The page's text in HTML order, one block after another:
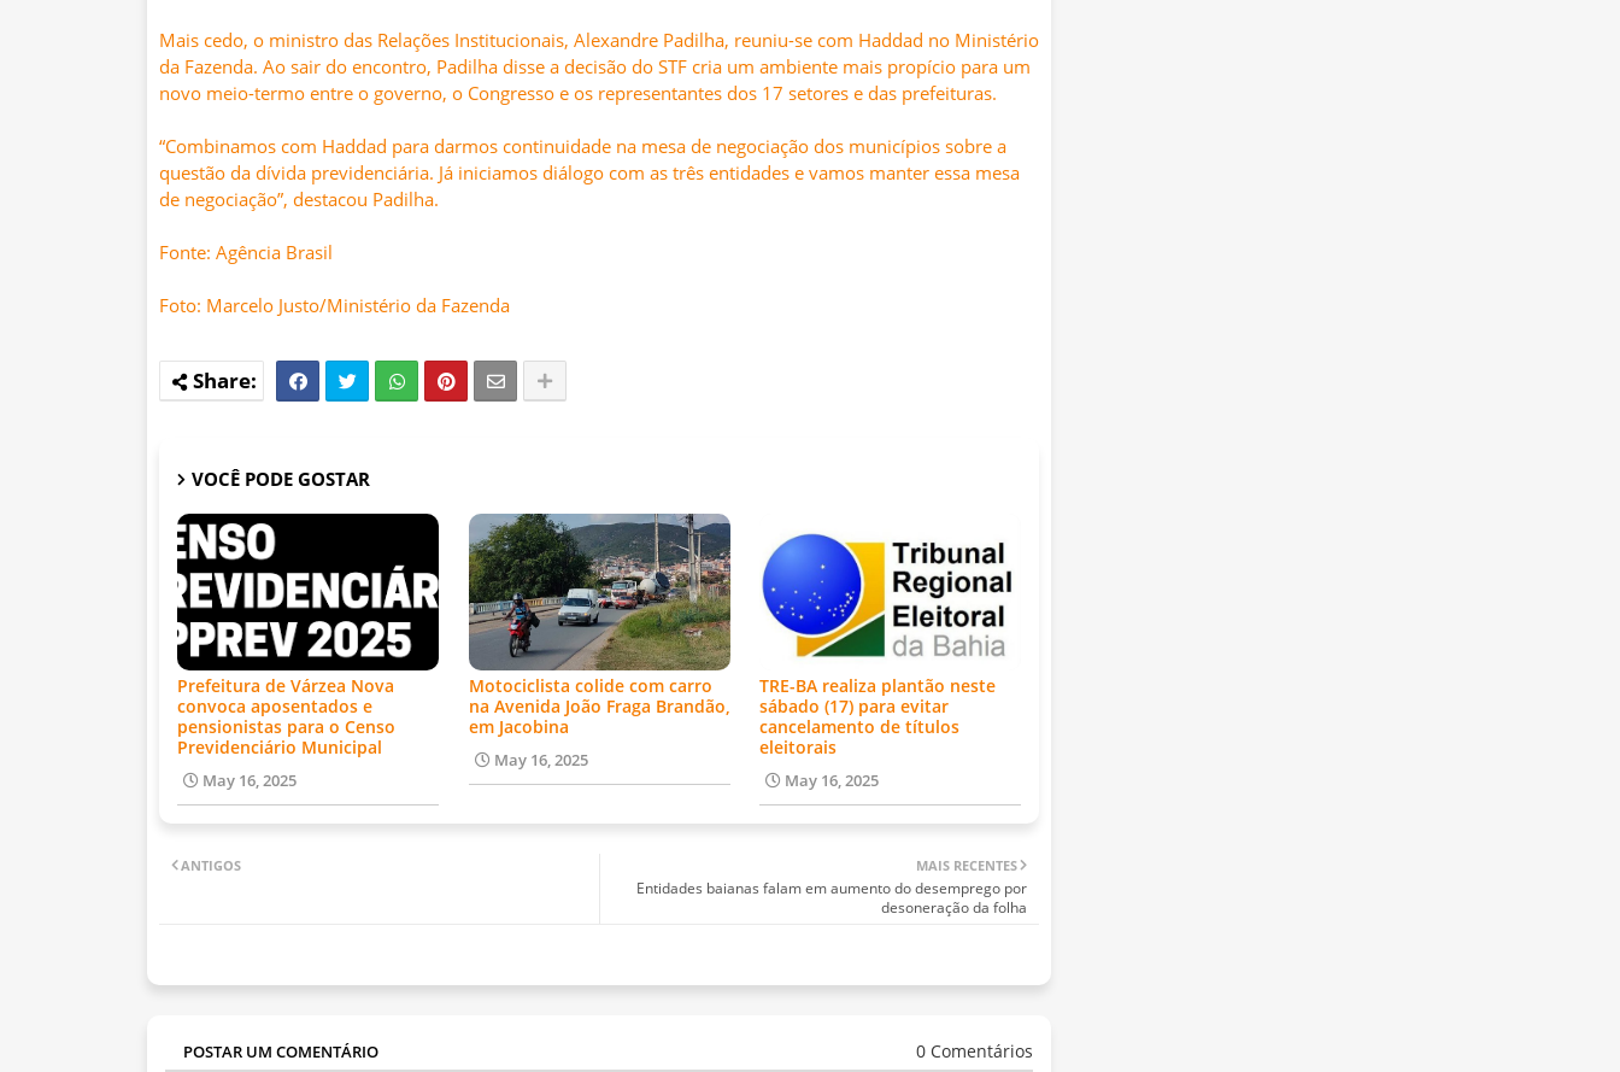
Mais cedo, o ministro das Relações Institucionais, Alexandre Padilha, reuniu-se com Haddad no Ministério
da Fazenda. Ao sair do encontro, Padilha disse a decisão do STF cria um ambiente mais propício para um
novo meio-termo entre o governo, o Congresso e os representantes dos 17 setores e das prefeituras.
“Combinamos com Haddad para darmos continuidade na mesa de negociação dos municípios sobre a
questão da dívida previdenciária. Já iniciamos diálogo com as três entidades e vamos manter essa mesa
de negociação”, destacou Padilha.
Fonte: Agência Brasil
Foto: Marcelo Justo/Ministério da Fazenda
VOCÊ PODE GOSTAR
Prefeitura de Várzea Nova
convoca aposentados e
pensionistas para o Censo
Previdenciário Municipal
May 16, 2025
Motociclista colide com carro
na Avenida João Fraga Brandão,
em Jacobina
May 16, 2025
TRE-BA realiza plantão neste
sábado (17) para evitar
cancelamento de títulos
eleitorais
May 16, 2025
MAIS RECENTES
Entidades baianas falam em aumento do desemprego por
desoneração da folha
ANTIGOS
POSTAR UM COMENTÁRIO 0 Comentários